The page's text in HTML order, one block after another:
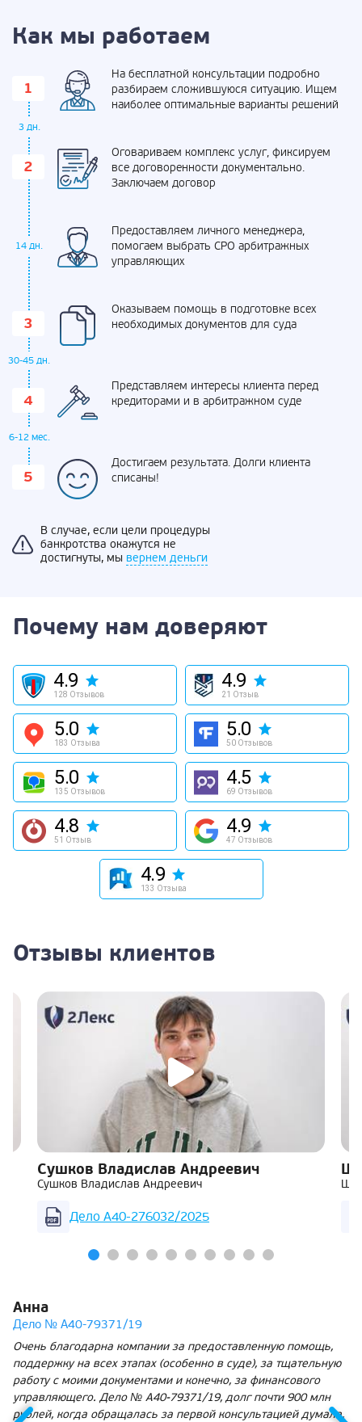
Как мы работаем
3 дн.
На бесплатной консультации подробно
разбираем сложившуюся ситуацию. Ищем
наиболее оптимальные варианты решений
Оговариваем комплекс услуг, фиксируем
все договоренности документально.
Заключаем договор
14 дн.
Предоставляем личного менеджера,
помогаем выбрать СРО арбитражных
управляющих
30-45 дн.
Оказываем помощь в подготовке всех
необходимых документов для суда
6-12 мес.
Представляем интересы клиента перед
кредиторами и в арбитражном суде
Достигаем результата. Долги клиента
списаны!
В случае, если цели процедуры
банкротства окажутся не
достигнуты, мы вернем деньги
Почему нам доверяют
4.9
128 Отзывов
4.9
21 Отзыв
5.0
183 Отзыва
5.0
50 Отзывов
5.0
135 Отзывов
4.5
69 Отзывов
4.8
51 Отзыв
4.9
47 Отзывов
4.9
133 Отзыва
Отзывы клиентов
Сушков Владислав Андреевич
Сушков Владислав Андреевич
Дело А40-276032/2025
Анна
Дело № А40-79371/19
Очень благодарна компании за предоставленную помощь,
поддержку на всех этапах (особенно в суде), за тщательную
работу с моими документами и конечно, за финансового
управляющего. Дело № А40-79371/19, долг почти 900 млн
рублей, когда обращалась за первой консультацией думала,